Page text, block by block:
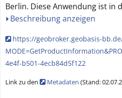
Berlin. Diese Anwendung ist in
Beschreibung anzeigen
https://geobroker.geobasis-
4e4f-b501-4ecb84d5f122
Link zu den Metadaten (Stand: